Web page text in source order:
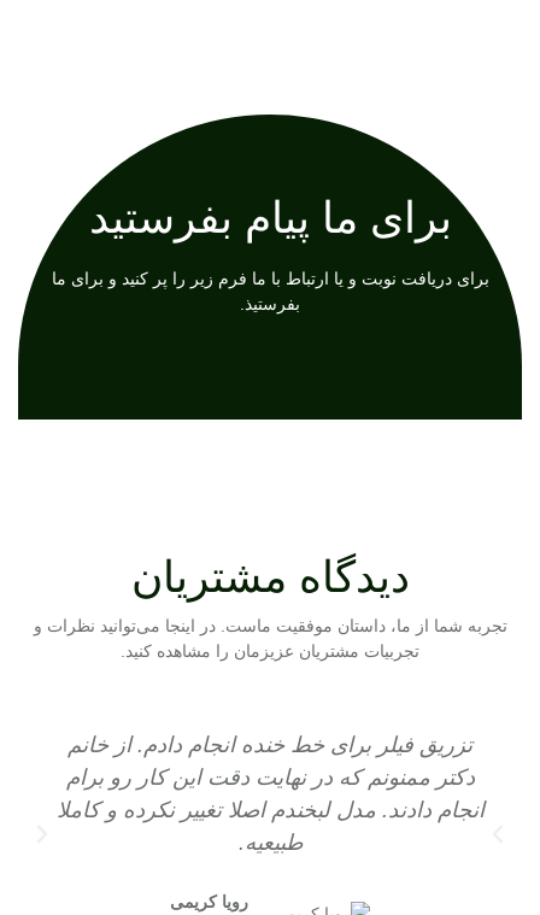
برای ما پیام بفرستید
برای دریافت نوبت و یا ارتباط با ما فرم زیر را پر کنید و برای ما
بفرستیذ.
دیدگاه مشتریان
تجربه شما از ما، داستان موفقیت ماست. در اینجا می‌توانید نظرات و
تجربیات مشتریان عزیزمان را مشاهده کنید.
تزریق فیلر برای خط خنده انجام دادم. از خانم
دکتر ممنونم که در نهایت دقت این کار رو برام
انجام دادند. مدل لبخندم اصلا تغییر نکرده و کاملا
طبیعیه.
رویا کریمی